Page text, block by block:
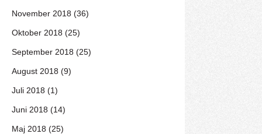
November 2018 (36)
Oktober 2018 (25)
September 2018 (25)
August 2018 (9)
Juli 2018 (1)
Juni 2018 (14)
Maj 2018 (25)